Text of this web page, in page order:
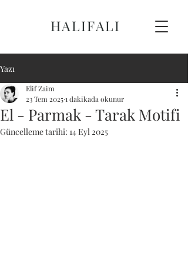
HALIFALI
Yazı
El - Parmak - Tarak Motifi
Elif Zaim
23 Tem 20251 dakikada okunur
Güncelleme tarihi: 14 Eyl 2025